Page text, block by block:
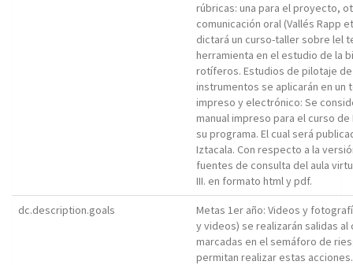
rúbricas: una para el proyecto,
comunicación oral (Vallés Rapp
dictará un curso-taller sobre lel
herramienta en el estudio de la
rotíferos. Estudios de pilotaje
instrumentos se aplicarán en un
impreso y electrónico: Se
manual impreso para el curso
su programa. El cual será
Iztacala. Con respecto a la
fuentes de consulta del aula
III. en formato html y pdf.
dc.description.goals
Metas 1er año: Videos y
y videos) se realizarán salidas
marcadas en el semáforo de
permitan realizar estas